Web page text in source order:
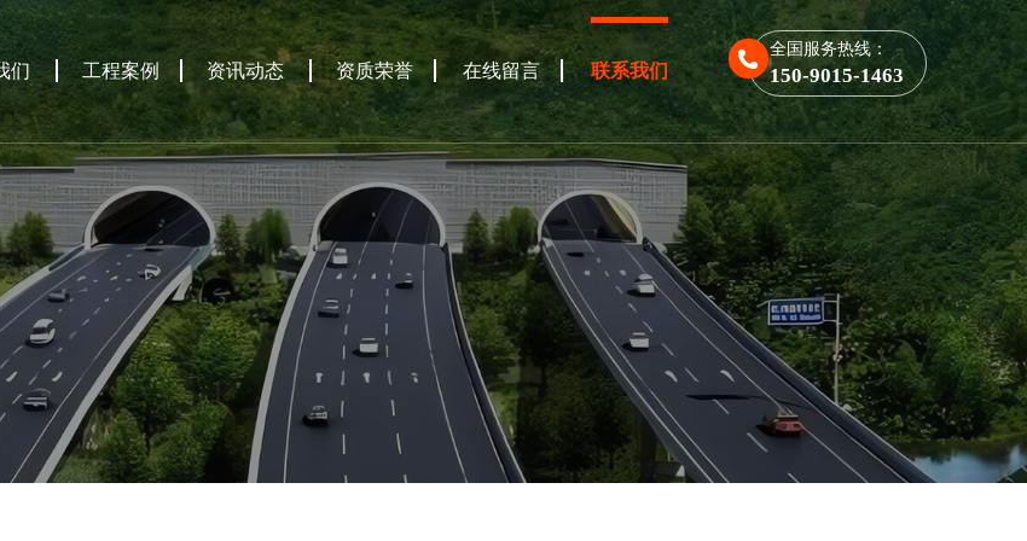
们 工程案例 资讯动态 资质荣誉 在线留言 联系我们
全国服务热线：
150-9015-1463